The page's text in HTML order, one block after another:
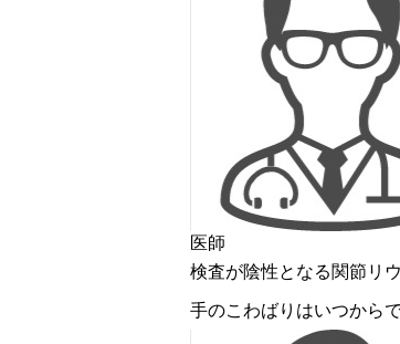
医師
検査が陰性となる関節リ
手のこわばりはいつから